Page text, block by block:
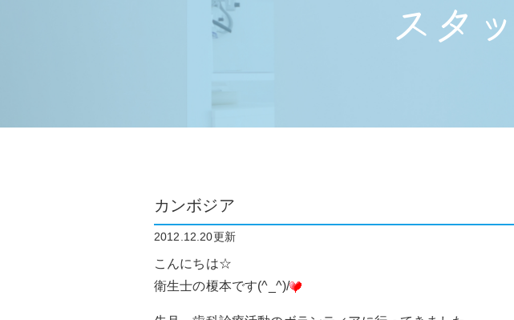
スタ
カンボジア
2012.12.20更新
こんにちは☆
衛生士の榎本です(^_^)/